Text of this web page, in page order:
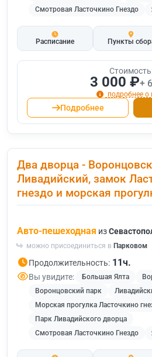
Смотровая Ласточкино Гнездо
Расписание Пункты
3 000 ₽+
подробнее о
Подробнее
Два дворца -
Ливадийский, замок
гнездо и морская
Авто-пешеходная из
можно присоединиться в Парковом
Продолжительность: 11ч.
Вы увидите: Большая Ялта
Воронцовский парк
Морская прогулка Ласточкино
Парк Ливадийского дворца
Смотровая Ласточкино Гнездо